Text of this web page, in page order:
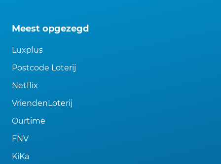
Meest opgezegd
Luxplus
Postcode Loterij
Netflix
VriendenLoterij
Ourtime
FNV
KiKa